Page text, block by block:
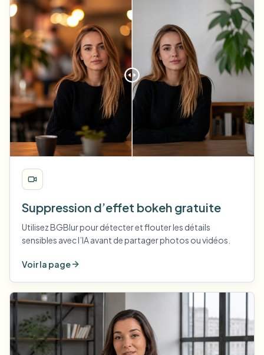
Suppression d’effet bokeh gratuite
Utilisez BGBlur pour détecter et flouter les détails
sensibles avec l’IA avant de partager photos ou vidéos.
Voir la page